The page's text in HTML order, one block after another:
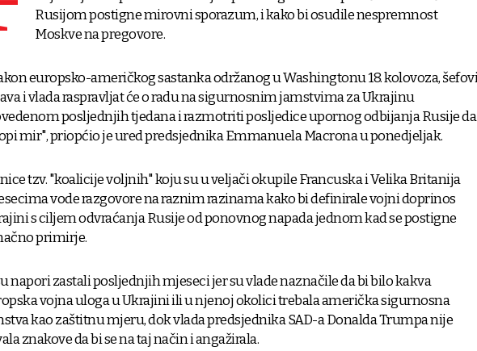
Rusijom postigne mirovni sporazum, i kako bi osudile nespremnost
Moskve na pregovore.
europsko-američkog sastanka održanog u Washingtonu 18. kolovoza, šefovi
i vlada raspravljat će o radu na sigurnosnim jamstvima za Ukrajinu
posljednjih tjedana i razmotriti posljedice upornog odbijanja Rusije da
mir", priopćio je ured predsjednika Emmanuela Macrona u ponedjeljak.
tzv. "koalicije voljnih" koju su u veljači okupile Francuska i Velika Britanija
vode razgovore na raznim razinama kako bi definirale vojni doprinos
s ciljem odvraćanja Rusije od ponovnog napada jednom kad se postigne
primirje.
napori zastali posljednjih mjeseci jer su vlade naznačile da bi bilo kakva
vojna uloga u Ukrajini ili u njenoj okolici trebala američka sigurnosna
kao zaštitnu mjeru, dok vlada predsjednika SAD-a Donalda Trumpa nije
znakove da bi se na taj način i angažirala.